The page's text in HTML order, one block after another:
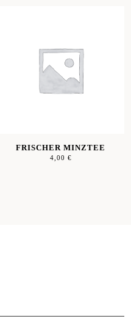
FRISCHER MINZTEE
4,00 €